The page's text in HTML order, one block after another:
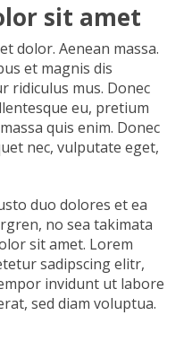
sit amet
dolor. Aenean massa.
et magnis dis
ridiculus mus. Donec
eu, pretium
quis enim. Donec
nec, vulputate eget,
duo dolores et ea
no sea takimata
sit amet. Lorem
sadipscing elitr,
invidunt ut labore
sed diam voluptua.